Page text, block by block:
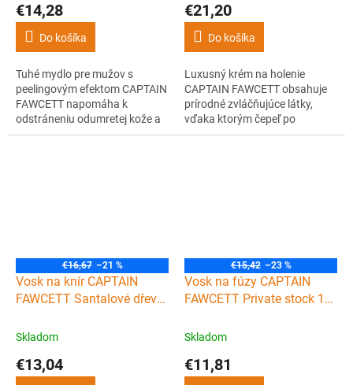
€14,28
Do košíka
Tuhé mydlo pre mužov s
peelingovým efektom CAPTAIN
FAWCETT napomáha k
odstráneniu odumretej kože a
pokožku jemne masíruje a čistí.
€21,20
Do košíka
Luxusný krém na holenie
CAPTAIN FAWCETT obsahuje
prírodné zvláčňujúce látky,
vďaka ktorým čepeľ po
pokožke lepšie kĺže.
€16,67 –21 %
Vosk na knír CAPTAIN
FAWCETT Santalové dřevo
Skladom
€13,04
€15,42 –23 %
Vosk na fúzy CAPTAIN
FAWCETT Private stock 15
Skladom
€11,81